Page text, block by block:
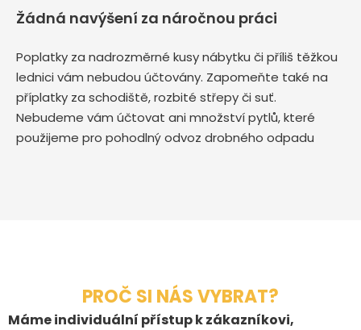
Žádná navýšení za náročnou práci
Poplatky za nadrozměrné kusy nábytku či příliš těžkou
lednici vám nebudou účtovány. Zapomeňte také na
příplatky za schodiště, rozbité střepy či suť.
Nebudeme vám účtovat ani množství pytlů, které
použijeme pro pohodlný odvoz drobného odpadu
PROČ SI NÁS VYBRAT?
Máme individuální přístup k zákazníkovi,